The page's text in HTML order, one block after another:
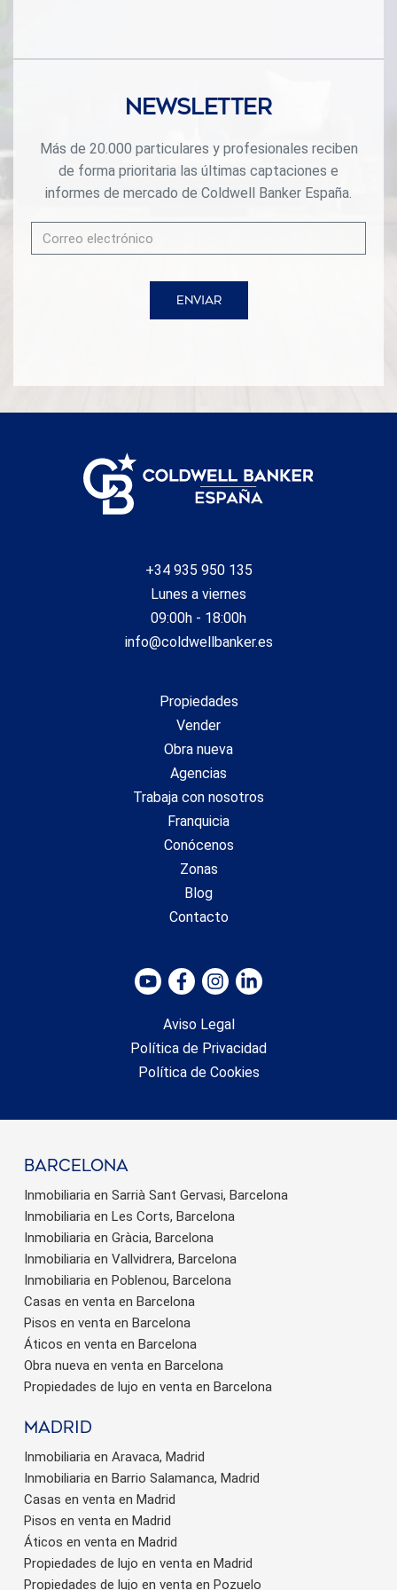
Newsletter
Más de 20.000 particulares y profesionales reciben
de forma prioritaria las últimas captaciones e
informes de mercado de Coldwell Banker España.
ENVIAR
+34 935 950 135
Lunes a viernes
09:00h - 18:00h
info@coldwellbanker.es
Propiedades
Vender
Obra nueva
Agencias
Trabaja con nosotros
Franquicia
Conócenos
Zonas
Blog
Contacto
Aviso Legal
Política de Privacidad
Política de Cookies
barcelona
Inmobiliaria en Sarrià Sant Gervasi, Barcelona
Inmobiliaria en Les Corts, Barcelona
Inmobiliaria en Gràcia, Barcelona
Inmobiliaria en Vallvidrera, Barcelona
Inmobiliaria en Poblenou, Barcelona
Casas en venta en Barcelona
Pisos en venta en Barcelona
Áticos en venta en Barcelona
Obra nueva en venta en Barcelona
Propiedades de lujo en venta en Barcelona
Madrid
Inmobiliaria en Aravaca, Madrid
Inmobiliaria en Barrio Salamanca, Madrid
Casas en venta en Madrid
Pisos en venta en Madrid
Áticos en venta en Madrid
Propiedades de lujo en venta en Madrid
Propiedades de lujo en venta en Pozuelo